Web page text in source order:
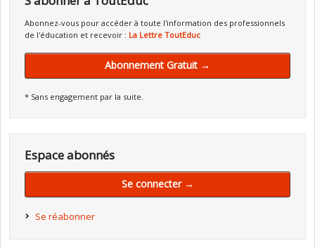
Abonnez-vous pour accéder à toute l'information des professionnels
de l'éducation et recevoir : La Lettre ToutEduc
Abonnement Gratuit →
* Sans engagement par la suite.
Espace abonnés
Se connecter →
Se réabonner